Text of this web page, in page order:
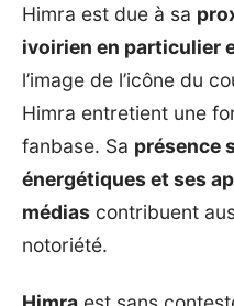
Himra est due à sa
ivoirien en particulier
l’image de l’icône du
Himra entretient une
fanbase. Sa présence
énergétiques et ses
médias contribuent
notoriété.